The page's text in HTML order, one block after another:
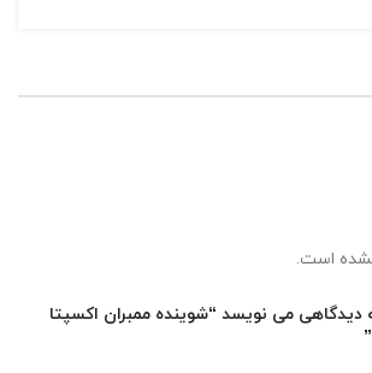
است.
می نویسد “شوینده ممبران اکسپتا